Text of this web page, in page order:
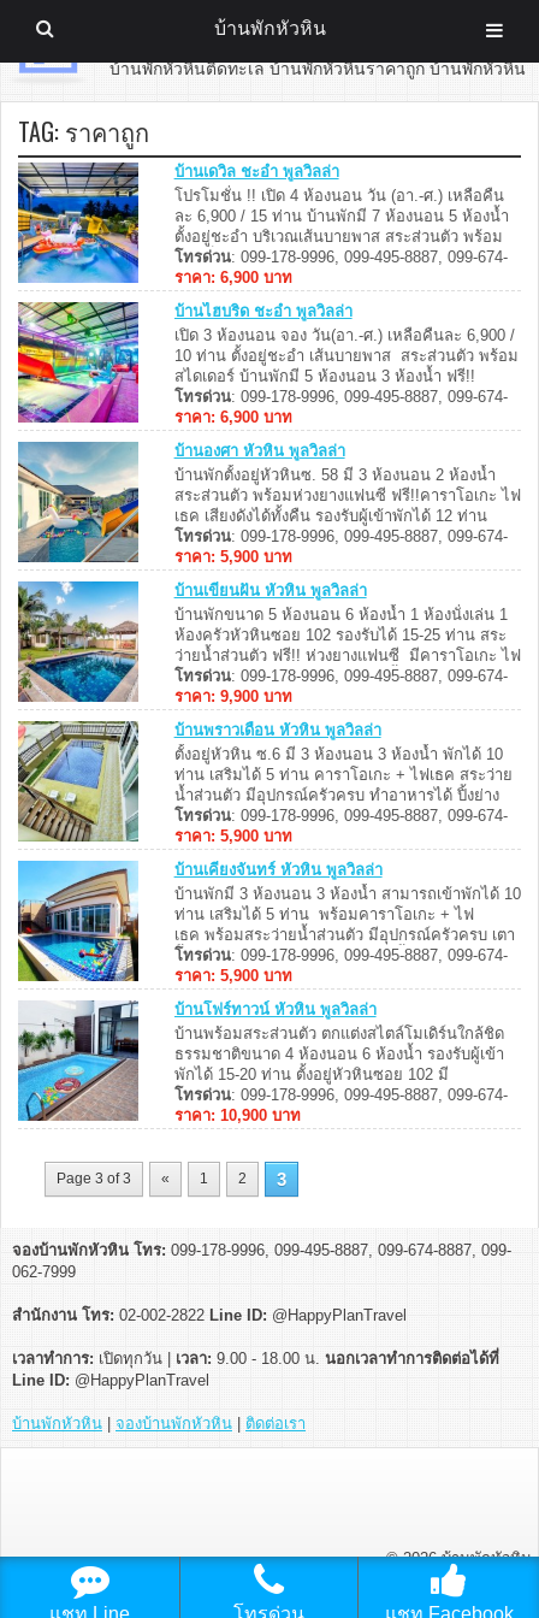
บ้านพักหัวหิน
บ้านพักหัวหินติดทะเล บ้านพักหัวหินราคาถูก บ้านพักหัวหิน
TAG: ราคาถูก
บ้านเดวิล ชะอำ พูลวิลล่า
โปรโมชั่น !! เปิด 4 ห้องนอน วัน (อา.-ศ.) เหลือคืน
ละ 6,900 / 15 ท่าน บ้านพักมี 7 ห้องนอน 5 ห้องน้ำ
ตั้งอยู่ชะอำ บริเวณเส้นบายพาส สระส่วนตัว พร้อม
สระเด็ก มีสไลเดอร์ และ ห่วงยางแฟนซี รองรับได้ 34
ท่าน เสริมได้อีก 11 ท่าน มีคาราโอเกะ ไฟเธค
สามารถทำอาหารได้ ...
โทรด่วน: 099-178-9996, 099-495-8887, 099-674-
8887, 099-062-7999
ราคา: 6,900 บาท
บ้านไฮบริด ชะอำ พูลวิลล่า
เปิด 3 ห้องนอน จอง วัน(อา.-ศ.) เหลือคืนละ 6,900 /
10 ท่าน ตั้งอยู่ชะอำ เส้นบายพาส สระส่วนตัว พร้อม
สไดเดอร์ บ้านพักมี 5 ห้องนอน 3 ห้องน้ำ ฟรี!!
คาราโอเกะ ไฟเธค และ เครื่องพ่นควัน สามารถทำ
อาหาร ปิ้งย่างได้ ...
โทรด่วน: 099-178-9996, 099-495-8887, 099-674-
8887, 099-062-7999
ราคา: 6,900 บาท
บ้านองศา หัวหิน พูลวิลล่า
บ้านพักตั้งอยู่หัวหินซ. 58 มี 3 ห้องนอน 2 ห้องน้ำ
สระส่วนตัว พร้อมห่วงยางแฟนซี ฟรี!!คาราโอเกะ ไฟ
เธค เสียงดังได้ทั้งคืน รองรับผู้เข้าพักได้ 12 ท่าน
เสริมได้ 3 ท่าน พร้อมที่นอนเสริม สามารถประกอบ
อาหารได้ อุปกรณ์ครัวครบ มีเตาปิ้งย่าง พร้อมบริการ
...
โทรด่วน: 099-178-9996, 099-495-8887, 099-674-
8887, 099-062-7999
ราคา: 5,900 บาท
บ้านเขียนฝัน หัวหิน พูลวิลล่า
บ้านพักขนาด 5 ห้องนอน 6 ห้องน้ำ 1 ห้องนั่งเล่น 1
ห้องครัวหัวหินซอย 102 รองรับได้ 15-25 ท่าน สระ
ว่ายน้ำส่วนตัว ฟรี!! ห่วงยางแฟนซี มีคาราโอเกะ ไฟ
เธค โต๊ะพูลบริการ ทำอาหารได้ ปิ้งย่างได้ สุนัขเข้า
พักได้ ...
โทรด่วน: 099-178-9996, 099-495-8887, 099-674-
8887, 099-062-7999
ราคา: 9,900 บาท
บ้านพราวเดือน หัวหิน พูลวิลล่า
ตั้งอยู่หัวหิน ซ.6 มี 3 ห้องนอน 3 ห้องน้ำ พักได้ 10
ท่าน เสริมได้ 5 ท่าน คาราโอเกะ + ไฟเธค สระว่าย
น้ำส่วนตัว มีอุปกรณ์ครัวครบ ทำอาหารได้ ปิ้งย่าง
ใกล้สถานที่ท่องเที่ยว เดอะเวเนเซีย, ตลาดโต้รุ่ง ขับ
รถไปทะเล 10-15 นาที ...
โทรด่วน: 099-178-9996, 099-495-8887, 099-674-
8887, 099-062-7999
ราคา: 5,900 บาท
บ้านเคียงจันทร์ หัวหิน พูลวิลล่า
บ้านพักมี 3 ห้องนอน 3 ห้องน้ำ สามารถเข้าพักได้ 10
ท่าน เสริมได้ 5 ท่าน พร้อมคาราโอเกะ + ไฟ
เธค พร้อมสระว่ายน้ำส่วนตัว มีอุปกรณ์ครัวครบ เตา
ปิ้งย่าง ประกอบอาหารได้ บ้านพักตั้งอยู่หัวหิน ซ.6
สามารถจอดรถในบ้านพักได้ ...
โทรด่วน: 099-178-9996, 099-495-8887, 099-674-
8887, 099-062-7999
ราคา: 5,900 บาท
บ้านโฟร์ทาวน์ หัวหิน พูลวิลล่า
บ้านพร้อมสระส่วนตัว ตกแต่งสไตล์โมเดิร์นใกล้ชิด
ธรรมชาติขนาด 4 ห้องนอน 6 ห้องน้ำ รองรับผู้เข้า
พักได้ 15-20 ท่าน ตั้งอยู่หัวหินซอย 102 มี
คาราโอเกะ+ไฟเธค ประกอบอาหารได้ ...
โทรด่วน: 099-178-9996, 099-495-8887, 099-674-
8887, 099-062-7999
ราคา: 10,900 บาท
Page 3 of 3 « 1 2 3
จองบ้านพักหัวหิน โทร: 099-178-9996, 099-495-8887, 099-674-8887, 099-
062-7999
สำนักงาน โทร: 02-002-2822 Line ID: @HappyPlanTravel
เวลาทำการ: เปิดทุกวัน | เวลา: 9.00 - 18.00 น. นอกเวลาทำการติดต่อได้ที่
Line ID: @HappyPlanTravel
บ้านพักหัวหิน จองบ้านพักหัวหิน ติดต่อเรา
© 2026บ้านพักหัวหิน
แชท Line โทรด่วน แชท Facebook
บ้านพักหัวหิน